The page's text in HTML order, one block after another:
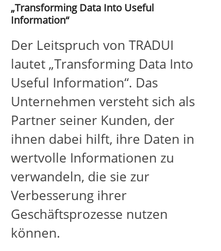
„Transforming Data Into Useful
Information“
Der Leitspruch von TRADUI
lautet „Transforming Data Into
Useful Information“. Das
Unternehmen versteht sich als
Partner seiner Kunden, der
ihnen dabei hilft, ihre Daten in
wertvolle Informationen zu
verwandeln, die sie zur
Verbesserung ihrer
Geschäftsprozesse nutzen
können.